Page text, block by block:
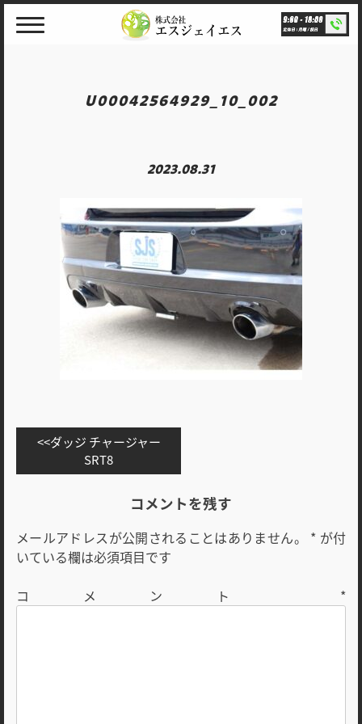
U00042564929_10_002
2023.08.31
ナ
ー
シ
ン
ダッジ チャージャー
SRT8
コメントを残す
メールアドレスが公開されることはありません。 * が付
いている欄は必須項目です
コメント *